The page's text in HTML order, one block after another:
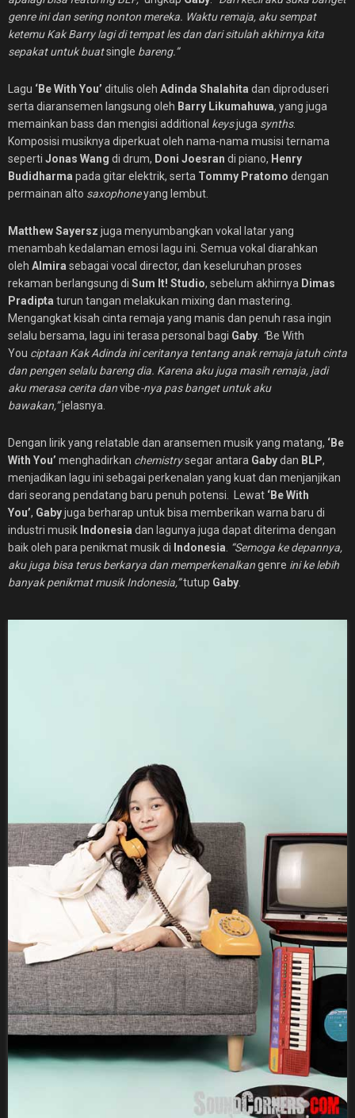
genre ini dan sering nonton mereka. Waktu remaja, aku sempat
ketemu Kak Barry lagi di tempat les dan dari situlah akhirnya kita
sepakat untuk buatsingle bareng.”
Lagu ‘Be With You’ ditulis oleh Adinda Shalahita dan diproduseri
serta diaransemen langsung oleh Barry Likumahuwa, yang juga
memainkan bass dan mengisi additional keysjuga synths.
Komposisi musiknya diperkuat oleh nama-nama musisi ternama
seperti Jonas Wang di drum, Doni Joesran di piano, Henry
Budidharma pada gitar elektrik, serta Tommy Pratomo dengan
permainan alto saxophoneyang lembut.
Matthew Sayersz juga menyumbangkan vokal latar yang
menambah kedalaman emosi lagu ini. Semua vokal diarahkan
oleh Almira sebagai vocal director, dan keseluruhan proses
rekaman berlangsung di Sum It! Studio, sebelum akhirnya Dimas
Pradipta turun tangan melakukan mixing dan mastering.
Mengangkat kisah cinta remaja yang manis dan penuh rasa ingin
selalu bersama, lagu ini terasa personal bagi Gaby “Be With
You ciptaan Kak Adinda ini ceritanya tentang anak remaja jatuh cinta
dan pengen selalu bareng dia. Karena aku juga masih remaja, jadi
aku merasa cerita danvibe-nya pas banget untuk aku
bawakan,”jelasnya.
Dengan lirik yang relatable dan aransemen musik yang matang, ‘Be
With You’ menghadirkan chemistrysegar antara Gabydan BLP,
menjadikan lagu ini sebagai perkenalan yang kuat dan menjanjikan
dari seorang pendatang baru penuh potensi. Lewat ‘Be With
You’, Gabyjuga berharap untuk bisa memberikan warna baru di
industri musik Indonesia dan lagunya juga dapat diterima dengan
baik oleh para penikmat musik di Indonesia “Semoga ke depannya,
aku juga bisa terus berkarya dan memperkenalkangenre ini ke lebih
banyak penikmat musik Indonesia,”tutup Gaby